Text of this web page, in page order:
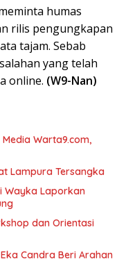
humas
rilis pengungkapan
tajam. Sebab
yang telah
online. (W9-Nan)
Warta9.com,
Lampura Tersangka
Wayka Laporkan
dan Orientasi
Candra Beri Arahan